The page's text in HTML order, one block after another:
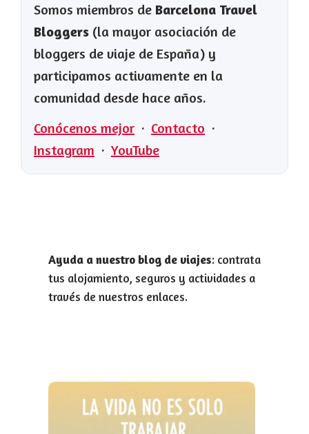
Somos miembros de Barcelona Travel
Bloggers (la mayor asociación de
bloggers de viaje de España) y
participamos activamente en la
comunidad desde hace años.
Conócenos mejor · Contacto ·
Instagram · YouTube
Ayuda a nuestro blog de viajes: contrata
tus alojamiento, seguros y actividades a
través de nuestros enlaces.